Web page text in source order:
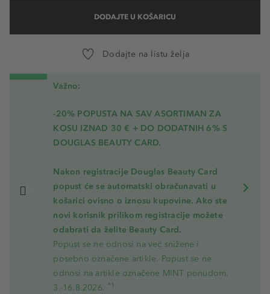
DODAJTE U KOŠARICU
Dodajte na listu želja
Važno:
-20% POPUSTA NA SAV ASORTIMAN ZA
KOSU IZNAD 30 € + DO DODATNIH 6% S
DOUGLAS BEAUTY CARD.
Nakon registracije Douglas Beauty Card
popust će se automatski obračunavati u
košarici ovisno o iznosu kupovine. Ako ste
novi korisnik prilikom registracije možete
odabrati da želite Beauty Card.
Popust se ne odnosi na već snižene i
posebno označene artikle. Popust se ne
odnosi na artikle označene MINT ponudom.
3.-16.8.2026. *1